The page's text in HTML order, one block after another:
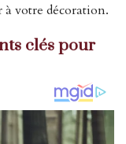
votre décoration.
clés pour